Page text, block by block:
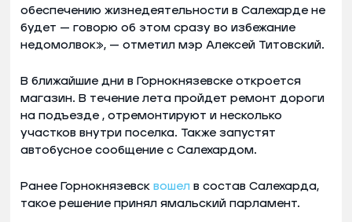
обеспечению жизнедеятельности в Салехарде не
будет — говорю об этом сразу во избежание
недомолвок», — отметил мэр Алексей Титовский.
В ближайшие дни в Горнокнязевске откроется
магазин. В течение лета пройдет ремонт дороги
на подъезде , отремонтируют и несколько
участков внутри поселка. Также запустят
автобусное сообщение с Салехардом.
Ранее Горнокнязевск вошел в состав Салехарда,
такое решение принял ямальский парламент.